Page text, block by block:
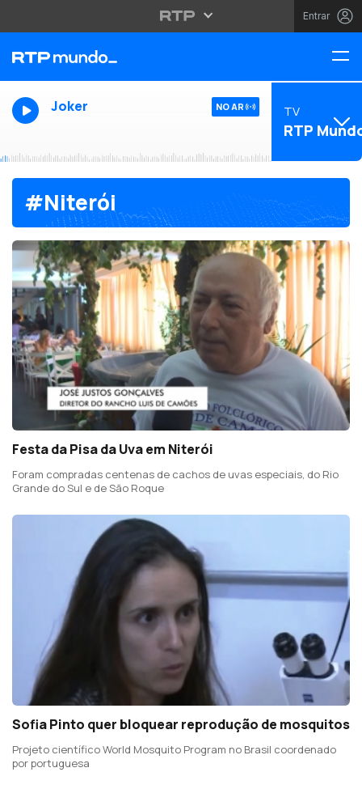
Entrar
Joker NO AR TV
RTP
#Niterói
Festa da Pisa da Uva em Niterói
Foram compradas centenas de cachos de uvas especiais, do Rio
Grande do Sul e de São Roque
Sofia Pinto quer bloquear reprodução de mosquitos
Projeto científico World Mosquito Program no Brasil coordenado
por portuguesa